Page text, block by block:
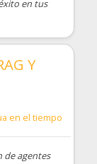
en tus
Y
en el tiempo
de agentes